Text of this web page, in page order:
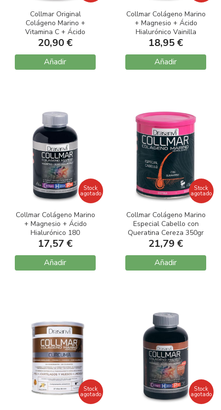
Collmar Original
Colágeno Marino +
Vitamina C + Ácido
Hialurónico 275gr
20,90 €
Añadir
Collmar Colágeno Marino
+ Magnesio + Ácido
Hialurónico Vainilla
300gr
18,95 €
Añadir
Stock
agotado
Collmar Colágeno Marino
+ Magnesio + Ácido
Hialurónico 180
comprimidos
17,57 €
Añadir
Stock
agotado
Collmar Colágeno Marino
Especial Cabello con
Queratina Cereza 350gr
21,79 €
Añadir
Stock
agotado
Stock
agotado